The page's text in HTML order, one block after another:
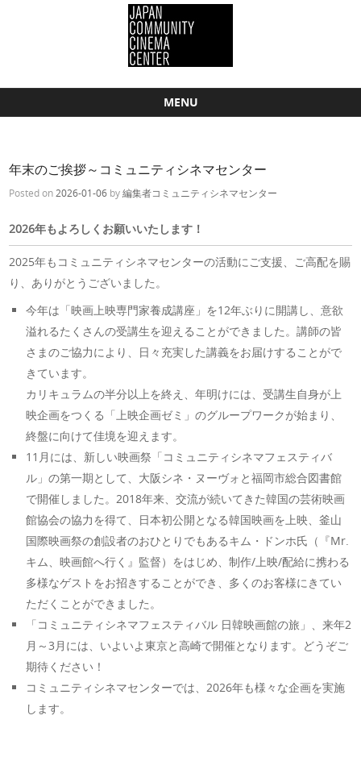
MENU
年末のご挨拶～コミュニティシネマセンター
Posted on 2026-01-06 by編集者コミュニティシネマセンター
2026年もよろしくお願いいたします！
2025年もコミュニティシネマセンターの活動にご支援、ご高配を賜
り、ありがとうございました。
今年は「映画上映専門家養成講座」を12年ぶりに開講し、意欲
溢れるたくさんの受講生を迎えることができました。講師の皆
さまのご協力により、日々充実した講義をお届けすることがで
きています。
カリキュラムの半分以上を終え、年明けには、受講生自身が上
映企画をつくる「上映企画ゼミ」のグループワークが始まり、
終盤に向けて佳境を迎えます。
11月には、新しい映画祭「コミュニティシネマフェスティバ
ル」の第一期として、大阪シネ・ヌーヴォと福岡市総合図書館
で開催しました。2018年来、交流が続いてきた韓国の芸術映画
館協会の協力を得て、日本初公開となる韓国映画を上映、釜山
国際映画祭の創設者のおひとりでもあるキム・ドンホ氏（『Mr.
キム、映画館へ行く』監督）をはじめ、制作/上映/配給に携わる
多様なゲストをお招きすることができ、多くのお客様にきてい
ただくことができました。
「コミュニティシネマフェスティバル 日韓映画館の旅」、来年2
月～3月には、いよいよ東京と高崎で開催となります。どうぞご
期待ください！
コミュニティシネマセンターでは、2026年も様々な企画を実施
します。